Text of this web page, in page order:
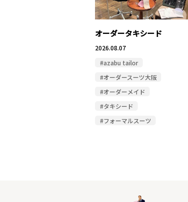
オーダータキシード
2026.08.07
#azabu tailor
#オーダースーツ大阪
#オーダーメイド
#タキシード
#フォーマルスーツ